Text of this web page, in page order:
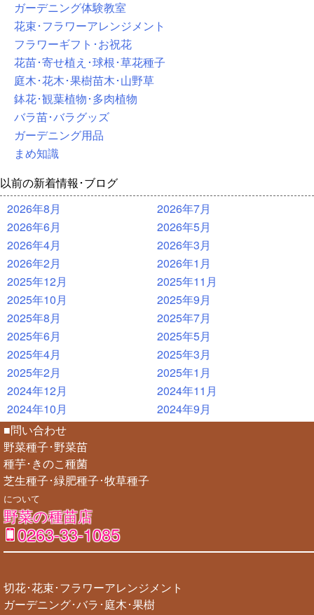
ガーデニング体験教室
花束･フラワーアレンジメント
フラワーギフト･お祝花
花苗･寄せ植え･球根･草花種子
庭木･花木･果樹苗木･山野草
鉢花･観葉植物･多肉植物
バラ苗･バラグッズ
ガーデニング用品
まめ知識
以前の新着情報･ブログ
2026年8月
2026年7月
2026年6月
2026年5月
2026年4月
2026年3月
2026年2月
2026年1月
2025年12月
2025年11月
2025年10月
2025年9月
2025年8月
2025年7月
2025年6月
2025年5月
2025年4月
2025年3月
2025年2月
2025年1月
2024年12月
2024年11月
2024年10月
2024年9月
■問い合わせ
野菜種子･野菜苗
種芋･きのこ種菌
芝生種子･緑肥種子･牧草種子
について
野菜の種苗店
0263-33-1085
切花･花束･フラワーアレンジメント
ガーデニング･バラ･庭木･果樹